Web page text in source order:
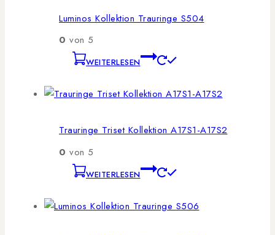
Luminos Kollektion Trauringe S504
0 von 5
WEITERLESEN
Trauringe Triset Kollektion A17S1-A17S2
0 von 5
WEITERLESEN